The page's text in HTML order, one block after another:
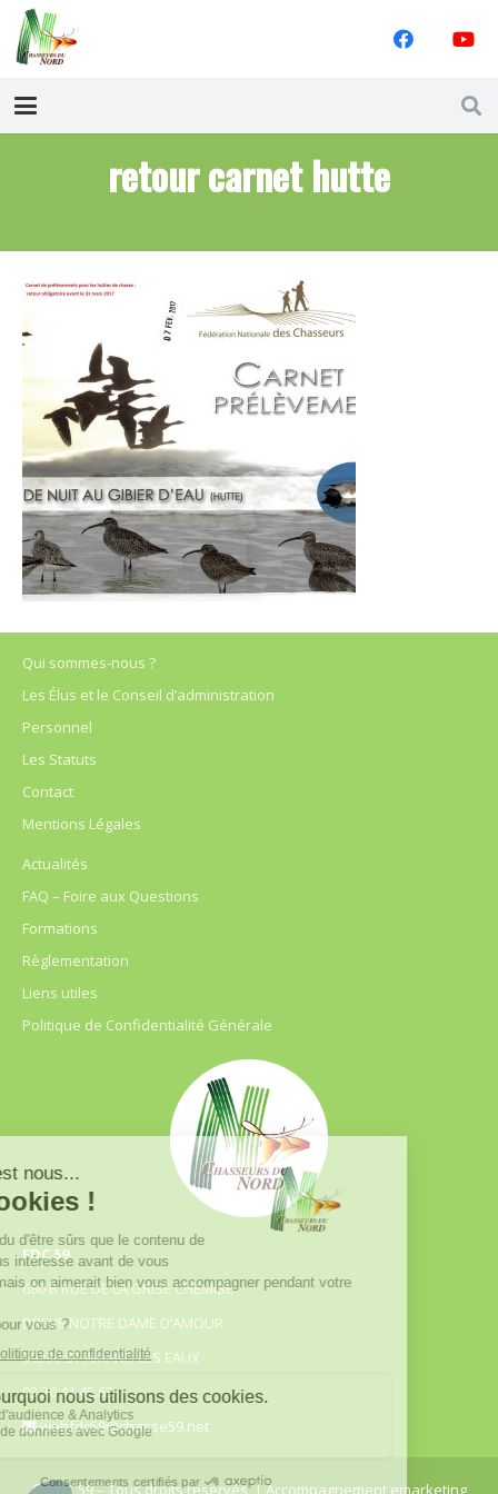
retour carnet hutte
Qui sommes-nous ?
Les Élus et le Conseil d’administration
Personnel
Les Statuts
Contact
Mentions Légales
Actualités
FAQ – Foire aux Questions
Formations
Règlementation
Liens utiles
Politique de Confidentialité Générale
FDC 59
680 B RUE DE LA GRISE CHEMISE
DREVE NOTRE DAME D’AMOUR
59230 ST AMAND LES EAUX
03.20.41.45.63
webfdc59@chasse59.net
© FDC 59 – Tous droits réservés| Accompagnement emarketing